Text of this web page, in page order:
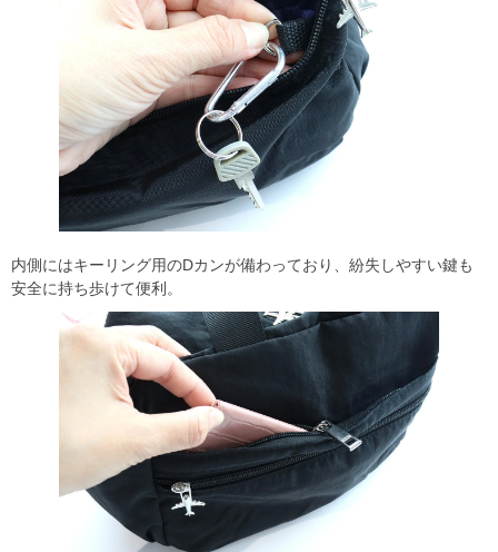
内側にはキーリング用のDカンが備わっており、紛失しやすい鍵も
安全に持ち歩けて便利。